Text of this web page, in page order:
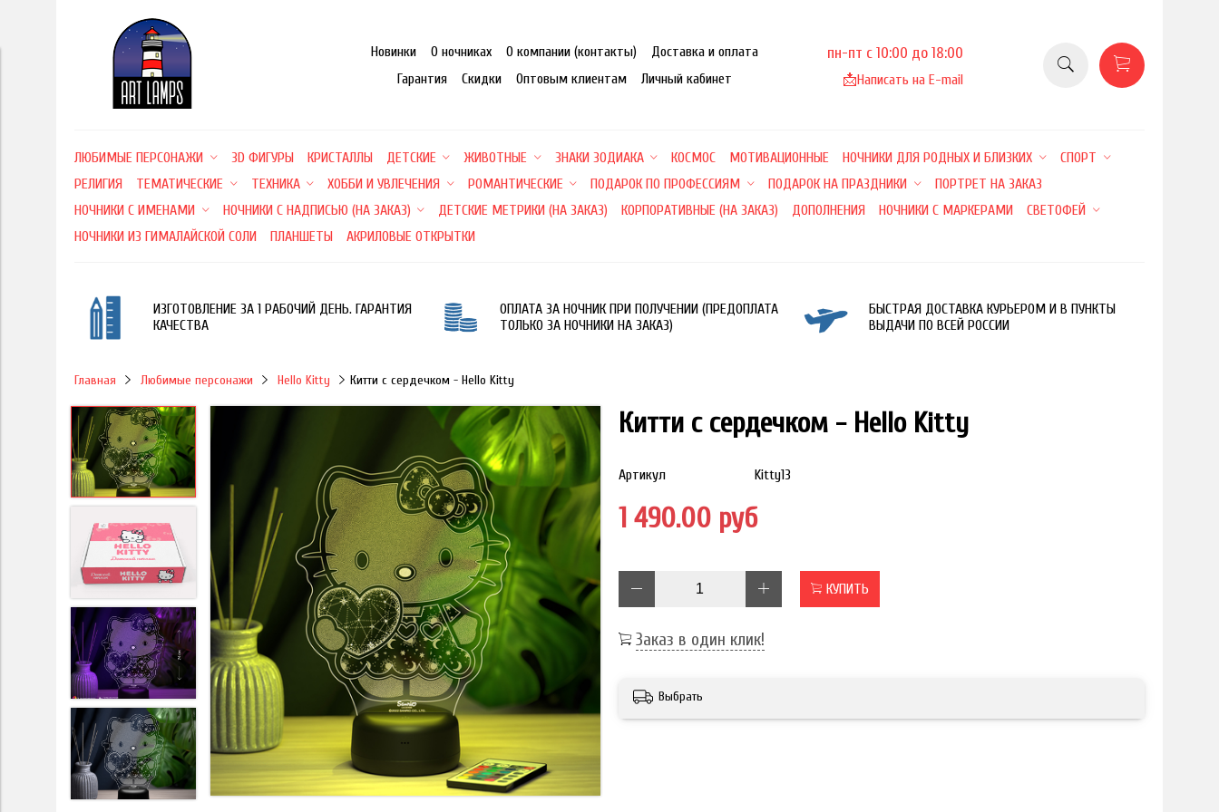
Новинки О ночниках О компании (контакты)
Доставка и оплата
Гарантия
Скидки Оптовым клиентам Личный кабинет
пн-пт с 10:00 до 18:00
📩Написать на E-mail
ЛЮБИМЫЕ ПЕРСОНАЖИ 3D ФИГУРЫ КРИСТАЛЛЫ ДЕТСКИЕ ЖИВОТНЫЕ ЗНАКИ ЗОДИАКА КОСМОС МОТИВАЦИОННЫЕ НОЧНИКИ ДЛЯ РОДНЫХ И БЛИЗКИХ
СПОРТ
РЕЛИГИЯ
ТЕМАТИЧЕСКИЕ ТЕХНИКА ХОББИ И УВЛЕЧЕНИЯ РОМАНТИЧЕСКИЕ ПОДАРОК ПО ПРОФЕССИЯМ ПОДАРОК НА ПРАЗДНИКИ
ПОРТРЕТ НА ЗАКАЗ
НОЧНИКИ С ИМЕНАМИ
НОЧНИКИ С НАДПИСЬЮ (НА ЗАКАЗ) ДЕТСКИЕ МЕТРИКИ (НА ЗАКАЗ) КОРПОРАТИВНЫЕ (НА ЗАКАЗ) ДОПОЛНЕНИЯ НОЧНИКИ С МАРКЕРАМИ
СВЕТОФЕЙ
НОЧНИКИ ИЗ ГИМАЛАЙСКОЙ СОЛИ
ПЛАНШЕТЫ АКРИЛОВЫЕ ОТКРЫТКИ
ИЗГОТОВЛЕНИЕ ЗА 1 РАБОЧИЙ ДЕНЬ. ГАРАНТИЯ
КАЧЕСТВА
ОПЛАТА ЗА НОЧНИК ПРИ ПОЛУЧЕНИИ (ПРЕДОПЛАТА
ТОЛЬКО ЗА НОЧНИКИ НА ЗАКАЗ)
БЫСТРАЯ ДОСТАВКА КУРЬЕРОМ И В ПУНКТЫ
ВЫДАЧИ ПО ВСЕЙ РОССИИ
Главная Любимые персонажи Hello Kitty Китти с сердечком - Hello Kitty
Китти с сердечком - Hello Kitty
Артикул Kitty13
1 490.00 руб
КУПИТЬ
Заказ в один клик!
Выбрать